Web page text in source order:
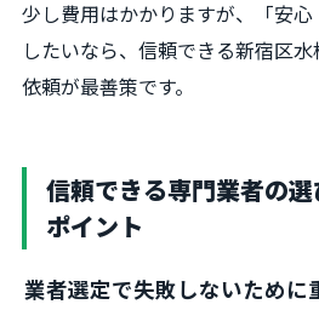
少し費用はかかりますが、「安
したいなら、信頼できる新宿区
依頼が最善策です。
信頼できる専門業者の
ポイント
業者選定で失敗しないために